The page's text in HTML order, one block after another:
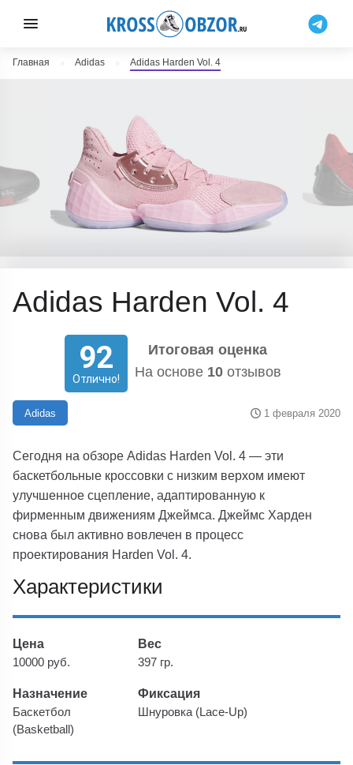
Главная Adidas Adidas Harden Vol. 4
Adidas Harden Vol. 4
92
Отлично!
Итоговая оценка
На основе 10отзывов
Adidas 1 февраля 2020
Сегодня на обзоре Adidas Harden Vol. 4 — эти
баскетбольные кроссовки с низким верхом имеют
улучшенное сцепление, адаптированную к
фирменным движениям Джеймса. Джеймс Харден
снова был активно вовлечен в процесс
проектирования Harden Vol. 4.
Характеристики
Цена
10000 руб.
Вес
397 гр.
Назначение
Баскетбол
(Basketball)
Фиксация
Шнуровка (Lace-Up)